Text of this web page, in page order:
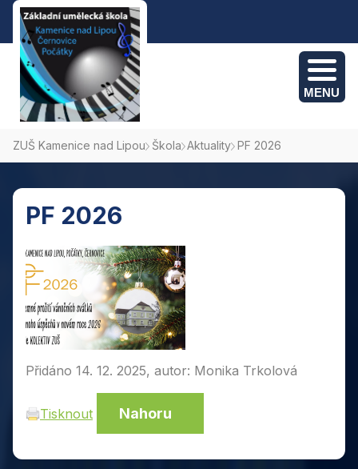
Černovice: +420 775 382 095
MENU
ZUŠ Kamenice nad Lipou Škola Aktuality PF 2026
PF 2026
Přidáno 14. 12. 2025, autor: Monika Trkolová
Tisknout Nahoru